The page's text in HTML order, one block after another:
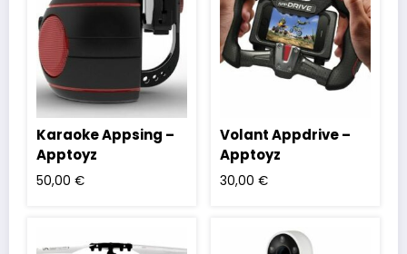
Karaoke Appsing –
Apptoyz
50,00 €
Volant Appdrive –
Apptoyz
30,00 €